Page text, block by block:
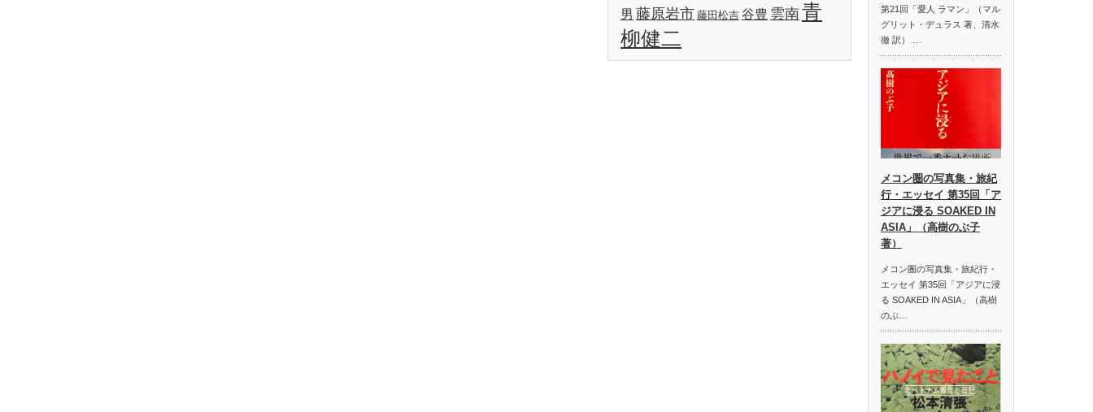
男 藤原岩市 藤田松吉 谷豊 雲南青
柳健二
第21回「愛人 ラマン」（マル
グリット・デュラス 著、清水
徹 訳） …
メコン圏の写真集・旅紀
行・エッセイ 第35回「ア
ジアに浸る SOAKED IN
ASIA」（高樹のぶ子
著）
メコン圏の写真集・旅紀行・
エッセイ 第35回「アジアに浸
る SOAKED IN ASIA」（高樹
のぶ…